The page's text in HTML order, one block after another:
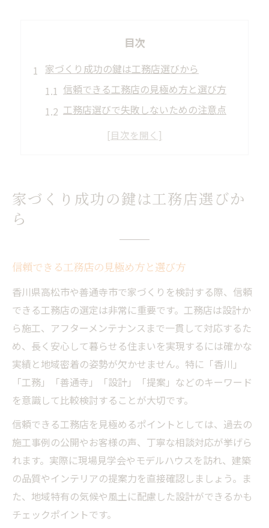
目次
家づくり成功の鍵は工務店選びから
信頼できる工務店の見極め方と選び方
工務店選びで失敗しないための注意点
コスパ重視の工務店選定テクニック
インテリアが映える工務店の提案力
自然素材を活かすインテリアのポイント
工務店の経験が光るデザイン事例紹介
香川で叶える快適な住まいの実現法
香川の気候に合う工務店の家づくり術
快適な暮らしを支える工務店の工夫
インテリアと工務店の融合で理想実現
家族構成に合わせた工務店の設計力
工務店が提案する断熱・耐震の工夫
理想の空間づくりに工務店ができること
工務店が実現する理想の間取り設計
インテリアと調和する工務店の施工
家族の希望を叶える工務店の提案力
工務店が得意とする個性派デザイン
家づくり成功の鍵は工務店選びか
ら
信頼できる工務店の見極め方と選び方
香川県高松市や善通寺市で家づくりを検討する際、信頼
できる工務店の選定は非常に重要です。工務店は設計か
ら施工、アフターメンテナンスまで一貫して対応するた
め、長く安心して暮らせる住まいを実現するには確かな
実績と地域密着の姿勢が欠かせません。特に「香川」
「工務」「善通寺」「設計」「提案」などのキーワード
を意識して比較検討することが大切です。
信頼できる工務店を見極めるポイントとしては、過去の
施工事例の公開やお客様の声、丁寧な相談対応が挙げら
れます。実際に現場見学会やモデルハウスを訪れ、建築
の品質やインテリアの提案力を直接確認しましょう。ま
た、地域特有の気候や風土に配慮した設計ができるかも
チェックポイントです。